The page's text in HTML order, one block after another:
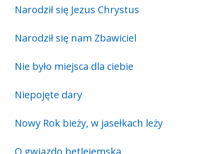
Narodził się Jezus Chrystus
Narodził się nam Zbawiciel
Nie było miejsca dla ciebie
Niepojęte dary
Nowy Rok bieży, w jasełkach leży
O gwiazdo betlejemska